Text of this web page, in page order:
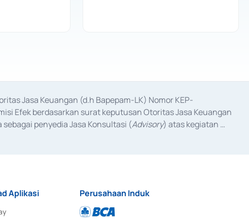
Jasa Keuangan (d.h Bapepam-LK) Nomor KEP-
Efek berdasarkan surat keputusan Otoritas Jasa Keuangan
sebagai penyedia Jasa Konsultasi (Advisory) atas kegiatan
Aplikasi Perusahaan Induk